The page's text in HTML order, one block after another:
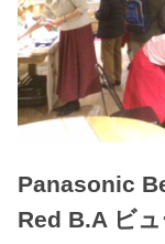
Panasonic
Red B.A ビ